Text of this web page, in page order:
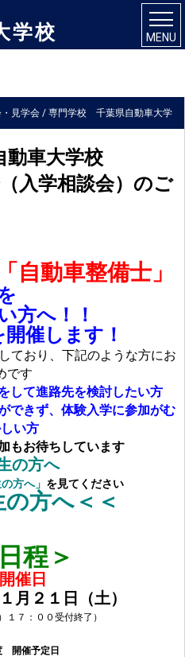
見学会 / 専門学校 千葉県自動車大学
のご案内。
学校 MENU
動車大学校
入学相談会）のご
「自動車整備士」
方へ！！
催します！
ており、下記のような方にお
です
して進路先を検討したい方
できず、体験入学に参加がむ
い方
もお待ちしています
の方へ
方へ」 を見てください
の方へ＜＜
程＞
催日
月２１日（土）
１７：００受付終了）
開催予定日